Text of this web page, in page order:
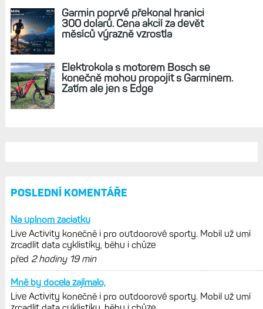
cyklistiky, běhu i chůze
Zkušenosti po roce: Fénixy 8 Pro jsou
jedním slovem parádní, těžko něco
vytknout. Ale ta nositelnost
Zaměření zátěže: Hodnotí, zda je váš
trénink produktivní a jestli se nachází
v optimálních oblastech